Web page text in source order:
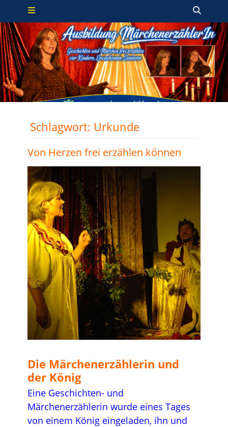
Zum
springen
Primäres Menü
Schlagwort: Urkunde
Von Herzen frei erzählen können
Die Märchenerzählerin und
der König
Eine Geschichten- und
Märchenerzählerin wurde eines Tages
von einem König eingeladen, ihn und